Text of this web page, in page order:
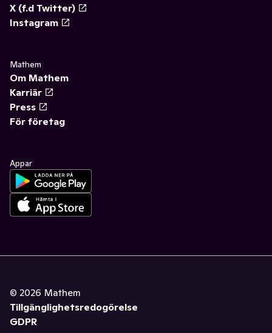
X (f.d Twitter)
Instagram
Mathem
Om Mathem
Karriär
Press
För företag
Appar
© 2026 Mathem
Tillgänglighetsredogörelse
GDPR